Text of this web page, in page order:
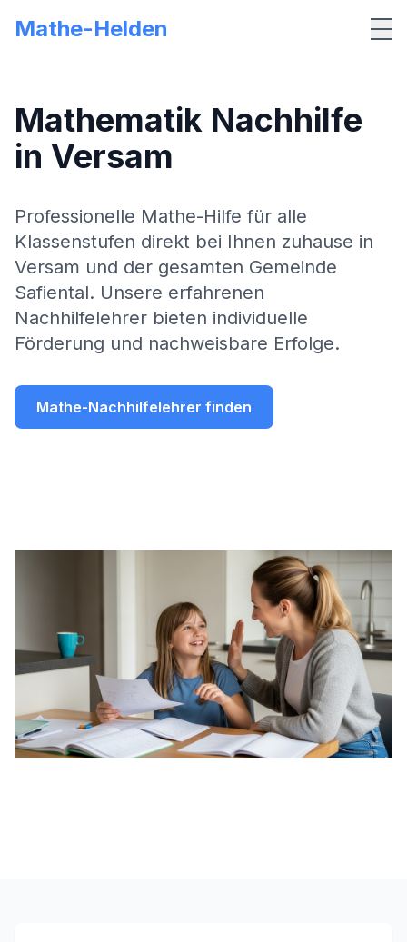
Mathe-Helden
Mathematik Nachhilfe
in Versam
Professionelle Mathe-Hilfe für alle
Klassenstufen direkt bei Ihnen zuhause in
Versam und der gesamten Gemeinde
Safiental. Unsere erfahrenen
Nachhilfelehrer bieten individuelle
Förderung und nachweisbare Erfolge.
Mathe-Nachhilfelehrer finden